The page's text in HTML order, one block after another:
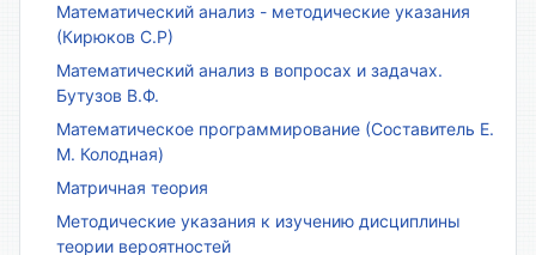
Математический анализ - методические указания
(Кирюков С.Р)
Математический анализ в вопросах и задачах.
Бутузов В.Ф.
Математическое программирование (Составитель Е.
М. Колодная)
Матричная теория
Методические указания к изучению дисциплины
теории вероятностей